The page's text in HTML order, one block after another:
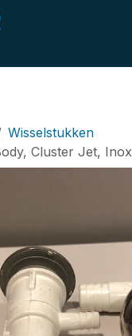
Wisselstukken
Cluster Jet, Inox